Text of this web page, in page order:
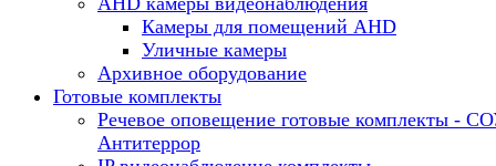
Камеры для помещений AHD
Уличные камеры
Архивное оборудование
Готовые комплекты
Речевое оповещение готовые комплекты -
Антитеррор